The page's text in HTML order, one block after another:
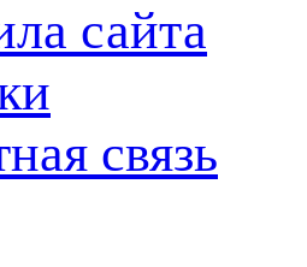
сайта
связь